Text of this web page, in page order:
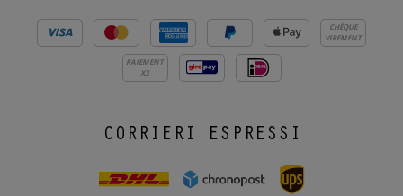
CHÈQUE
VIREMENT
PAIEMENT
X3
CORRIERI ESPRESSI